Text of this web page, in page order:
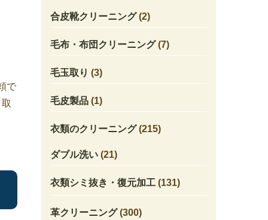
合皮靴クリーニング(2)
毛布・布団クリーニング(7)
毛玉取り (3)
毛皮製品(1)
衣類のクリーニング(215)
ダブル洗い(21)
衣類シミ抜き・復元加工(131)
革クリーニング(300)
で